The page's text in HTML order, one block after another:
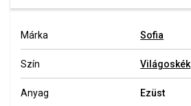
Márka Sofia
Szín Világoskék
Anyag Ezüst